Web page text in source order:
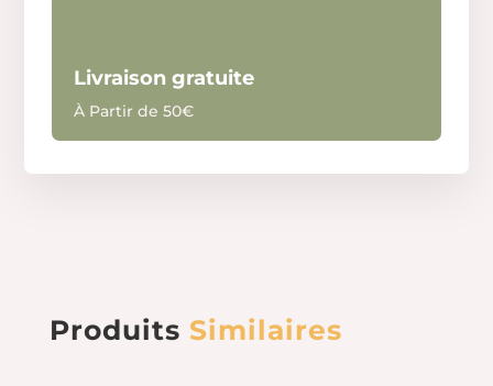
Livraison gratuite
À Partir de 50€
Produits Similaires